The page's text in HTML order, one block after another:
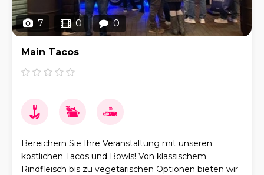
7 0 0
Main Tacos
Bereichern Sie Ihre Veranstaltung mit unseren
köstlichen Tacos und Bowls! Von klassischem
Rindfleisch bis zu vegetarischen Optionen bieten wir